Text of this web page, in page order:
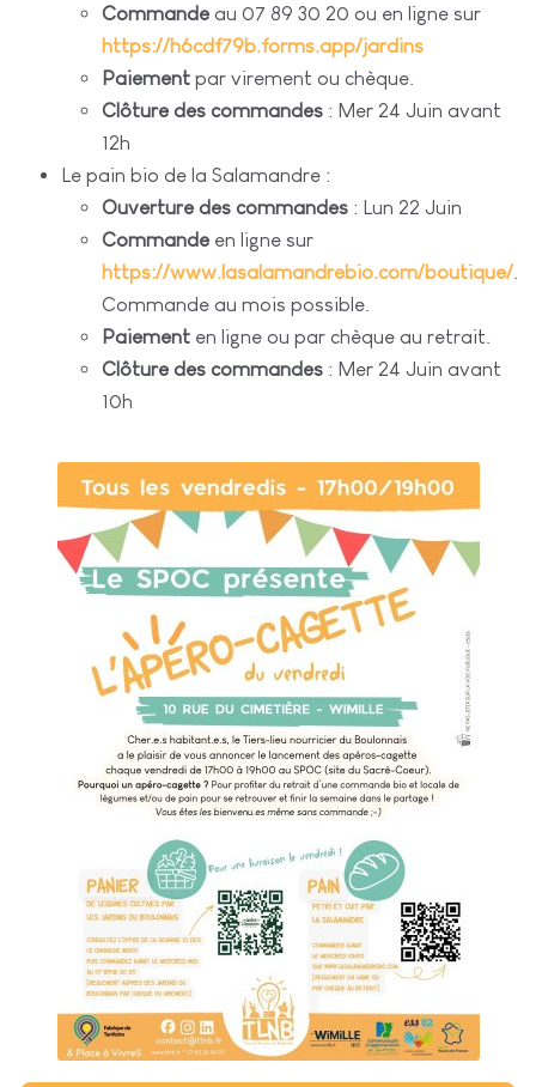
Commandeau 07 89 30 20 ou en ligne sur
https://h6cdf79b.forms.app/jardins
Paiement par virement ou chèque.
Clôture des commandes : Mer 24 Juin avant
12h
Le pain bio de la Salamandre :
Ouverture des commandes : Lun 22 Juin
Commandeen ligne sur
https://www.lasalamandrebio.com/boutique/
Commande au mois possible.
Paiement en ligne ou par chèque au retrait.
Clôture des commandes : Mer 24 Juin avant
10h